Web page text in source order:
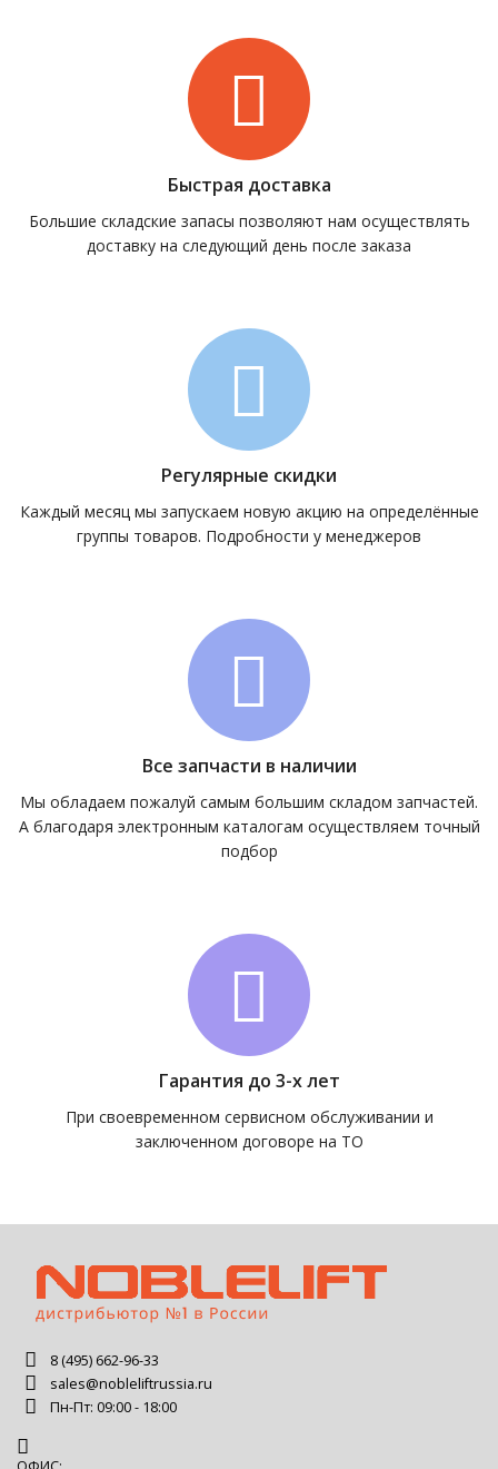
Быстрая доставка
Большие складские запасы позволяют нам осуществлять
доставку на следующий день после заказа
Регулярные скидки
Каждый месяц мы запускаем новую акцию на определённые
группы товаров. Подробности у менеджеров
Все запчасти в наличии
Мы обладаем пожалуй самым большим складом запчастей.
А благодаря электронным каталогам осуществляем точный
подбор
Гарантия до 3-х лет
При своевременном сервисном обслуживании и
заключенном договоре на ТО
8 (495) 662-96-33
sales@nobleliftrussia.ru
Пн-Пт: 09:00 - 18:00